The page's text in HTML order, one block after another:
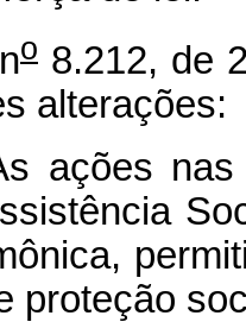
o 8.212, de
alterações:
ações nas
proteção